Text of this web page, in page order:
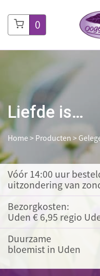
0
Liefde is…
Home> Producten>
Vóór 14:00 uur
uitzondering van
Bezorgkosten:
Uden € 6,95 regio
Duurzame
bloemist in Uden